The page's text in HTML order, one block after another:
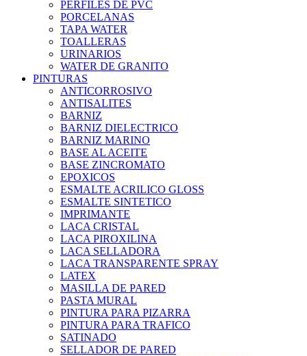
PERFILES DE PVC
PORCELANAS
TAPA WATER
TOALLERAS
URINARIOS
WATER DE GRANITO
PINTURAS
ANTICORROSIVO
ANTISALITES
BARNIZ
BARNIZ DIELECTRICO
BARNIZ MARINO
BASE AL ACEITE
BASE ZINCROMATO
EPOXICOS
ESMALTE ACRILICO GLOSS
ESMALTE SINTETICO
IMPRIMANTE
LACA CRISTAL
LACA PIROXILINA
LACA SELLADORA
LACA TRANSPARENTE SPRAY
LATEX
MASILLA DE PARED
PASTA MURAL
PINTURA PARA PIZARRA
PINTURA PARA TRAFICO
SATINADO
SELLADOR DE PARED